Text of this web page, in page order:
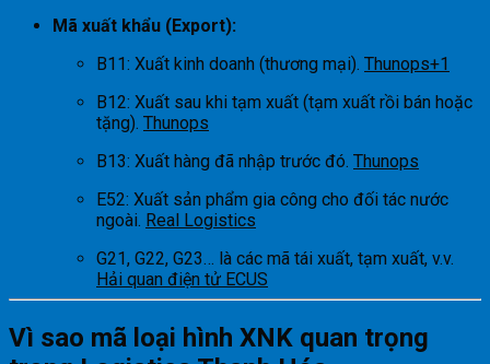
Mã xuất khẩu (Export):
B11: Xuất kinh doanh (thương mại). Thunops+1
B12: Xuất sau khi tạm xuất (tạm xuất rồi bán hoặc
tặng). Thunops
B13: Xuất hàng đã nhập trước đó. Thunops
E52: Xuất sản phẩm gia công cho đối tác nước
ngoài. Real Logistics
G21, G22, G23… là các mã tái xuất, tạm xuất, v.v.
Hải quan điện tử ECUS
Vì sao mã loại hình XNK quan trọng